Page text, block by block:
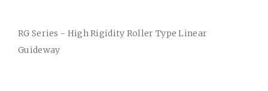
RG Series - High Rigidity Roller Type Linear
Guideway